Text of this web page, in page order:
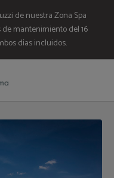
de nuestra Zona Spa
mantenimiento del 16
días incluidos.
Web Oficial.